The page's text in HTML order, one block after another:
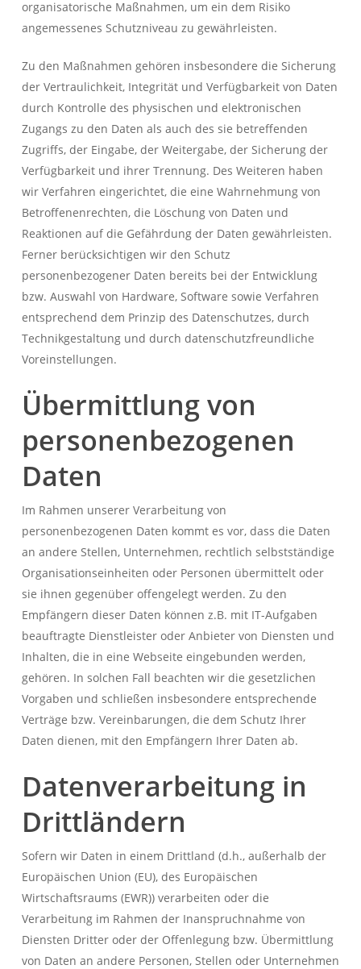
organisatorische Maßnahmen, um ein dem Risiko
angemessenes Schutzniveau zu gewährleisten.
Zu den Maßnahmen gehören insbesondere die Sicherung
der Vertraulichkeit, Integrität und Verfügbarkeit von Daten
durch Kontrolle des physischen und elektronischen
Zugangs zu den Daten als auch des sie betreffenden
Zugriffs, der Eingabe, der Weitergabe, der Sicherung der
Verfügbarkeit und ihrer Trennung. Des Weiteren haben
wir Verfahren eingerichtet, die eine Wahrnehmung von
Betroffenenrechten, die Löschung von Daten und
Reaktionen auf die Gefährdung der Daten gewährleisten.
Ferner berücksichtigen wir den Schutz
personenbezogener Daten bereits bei der Entwicklung
bzw. Auswahl von Hardware, Software sowie Verfahren
entsprechend dem Prinzip des Datenschutzes, durch
Technikgestaltung und durch datenschutzfreundliche
Voreinstellungen.
Übermittlung von
personenbezogenen
Daten
Im Rahmen unserer Verarbeitung von
personenbezogenen Daten kommt es vor, dass die Daten
an andere Stellen, Unternehmen, rechtlich selbstständige
Organisationseinheiten oder Personen übermittelt oder
sie ihnen gegenüber offengelegt werden. Zu den
Empfängern dieser Daten können z.B. mit IT-Aufgaben
beauftragte Dienstleister oder Anbieter von Diensten und
Inhalten, die in eine Webseite eingebunden werden,
gehören. In solchen Fall beachten wir die gesetzlichen
Vorgaben und schließen insbesondere entsprechende
Verträge bzw. Vereinbarungen, die dem Schutz Ihrer
Daten dienen, mit den Empfängern Ihrer Daten ab.
Datenverarbeitung in
Drittländern
Sofern wir Daten in einem Drittland (d.h., außerhalb der
Europäischen Union (EU), des Europäischen
Wirtschaftsraums (EWR)) verarbeiten oder die
Verarbeitung im Rahmen der Inanspruchnahme von
Diensten Dritter oder der Offenlegung bzw. Übermittlung
von Daten an andere Personen, Stellen oder Unternehmen